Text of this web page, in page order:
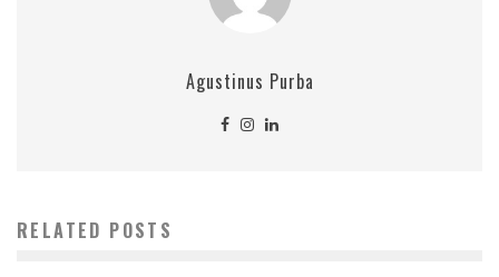
Agustinus Purba
RELATED POSTS